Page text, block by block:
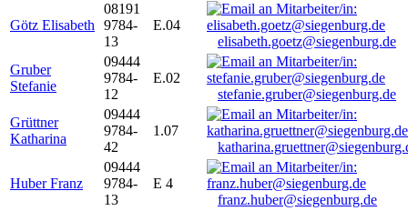
Götz Elisabeth
08191
9784-
13
E.04
elisabeth.goetz@siegenburg.de
Gruber
Stefanie
09444
9784-
12
E.02
stefanie.gruber@siegenburg.de
Grüttner
Katharina
09444
9784-
42
1.07
Huber Franz
09444
9784-
13
E 4
franz.huber@siegenburg.de